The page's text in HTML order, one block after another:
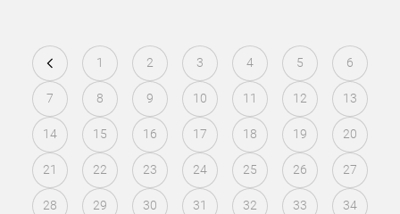
1 2 3 4 5 6
7 8 9 10 11 12 13
14 15 16 17 18 19 20
21 22 23 24 25 26 27
28 29 30 31 32 33 34